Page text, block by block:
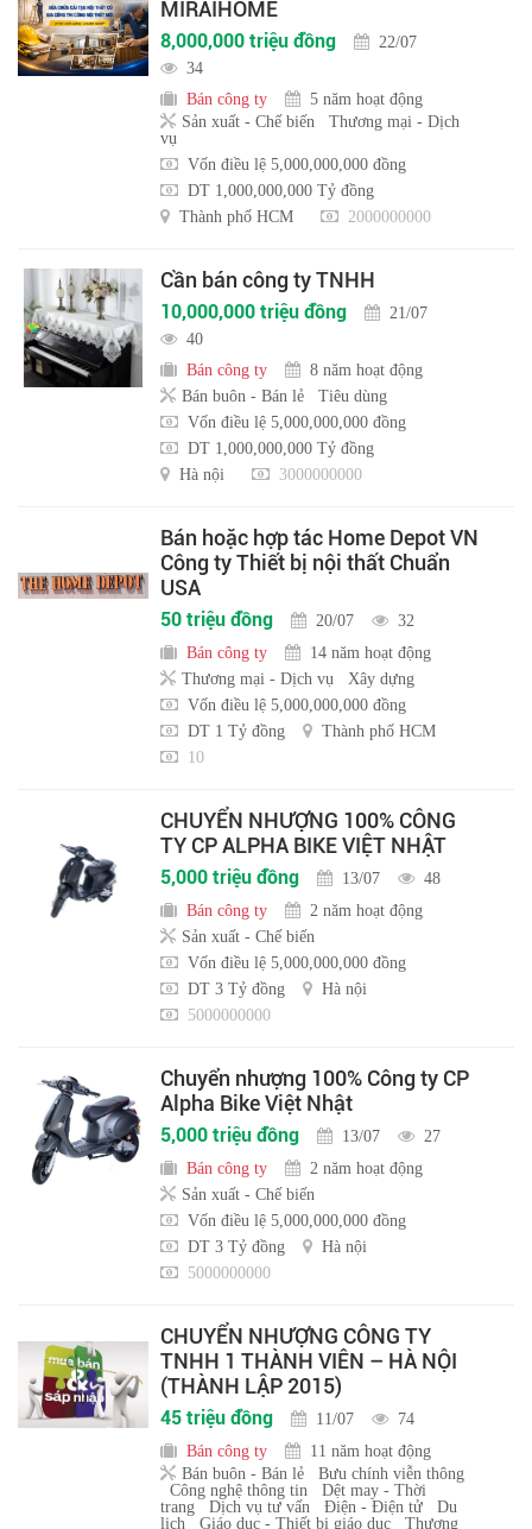
MIRAIHOME
8,000,000 triệu đồng
22/07
34
Bán công ty
5 năm hoạt động
Sản xuất - Chế biến
Thương mại - Dịch
vụ
Vốn điều lệ 5,000,000,000 đồng
DT 1,000,000,000 Tỷ đồng
Thành phố HCM
2000000000
Cần bán công ty TNHH
10,000,000 triệu đồng
21/07
40
Bán công ty
8 năm hoạt động
Bán buôn - Bán lẻ
Tiêu dùng
Vốn điều lệ 5,000,000,000 đồng
DT 1,000,000,000 Tỷ đồng
Hà nội
3000000000
Bán hoặc hợp tác Home Depot VN
Công ty Thiết bị nội thất Chuẩn
USA
50 triệu đồng 20/07
32
Bán công ty
14 năm hoạt động
Thương mại - Dịch vụ
Xây dựng
Vốn điều lệ 5,000,000,000 đồng
DT 1 Tỷ đồng
Thành phố HCM
10
CHUYỂN NHƯỢNG 100% CÔNG
TY CP ALPHA BIKE VIỆT NHẬT
5,000 triệu đồng 13/07
48
Bán công ty
2 năm hoạt động
Sản xuất - Chế biến
Vốn điều lệ 5,000,000,000 đồng
DT 3 Tỷ đồng
Hà nội
5000000000
Chuyển nhượng 100% Công ty CP
Alpha Bike Việt Nhật
5,000 triệu đồng 13/07
27
Bán công ty
2 năm hoạt động
Sản xuất - Chế biến
Vốn điều lệ 5,000,000,000 đồng
DT 3 Tỷ đồng
Hà nội
5000000000
CHUYỂN NHƯỢNG CÔNG TY
TNHH 1 THÀNH VIÊN – HÀ NỘI
(THÀNH LẬP 2015)
45 triệu đồng 11/07
74
Bán công ty
11 năm hoạt động
Bán buôn - Bán lẻ
Bưu chính viễn thông
Công nghệ thông tin
Dệt may - Thời
trang
Dịch vụ tư vấn Điện - Điện tử
Du
lịch
Giáo dục - Thiết bị giáo dục
Thương